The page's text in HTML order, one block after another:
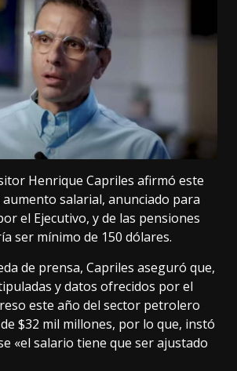
Henrique Capriles afirmó este
salarial, anunciado para
el Ejecutivo, y de las pensiones
ser mínimo de 150 dólares.
de prensa, Capriles aseguró que,
y datos ofrecidos por el
este año del sector petrolero
$32 mil millones, por lo que, instó
«el salario tiene que ser ajustado